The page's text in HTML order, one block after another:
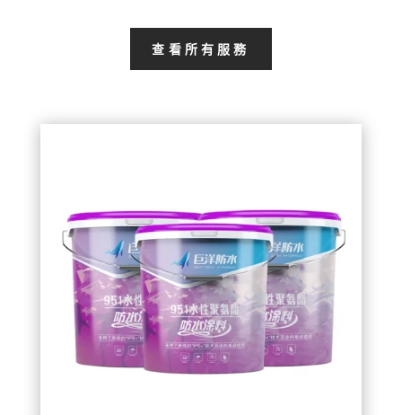
查看所有服務